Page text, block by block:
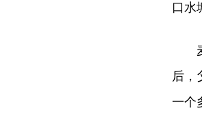
口水
后，
一个